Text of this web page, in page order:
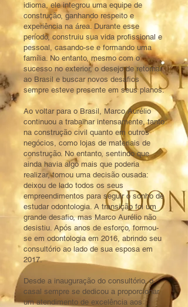
idioma, ele integrou uma equipe de
construção, ganhando respeito e
experiência na área. Durante esse
período, construiu sua vida profissional e
pessoal, casando-se e formando uma
família. No entanto, mesmo com o
sucesso no exterior, o desejo de retornar
ao Brasil e buscar novos desafios
sempre esteve presente em seus planos.
Ao voltar para o Brasil, Marco Aurélio
continuou a trabalhar intensamente, tanto
na construção civil quanto em outros
negócios, como lojas de materiais de
construção. No entanto, sentindo que
ainda havia algo mais que poderia
realizar, tomou uma decisão ousada:
deixou de lado todos os seus
empreendimentos para seguir o sonho de
estudar odontologia. A transição foi um
grande desafio, mas Marco Aurélio não
desistiu. Após anos de esforço, formou-
se em odontologia em 2016, abrindo seu
consultório ao lado de sua esposa em
2017.
Desde a inauguração do consultório, o
casal sempre se dedicou a proporcionar
um atendimento de excelência aos